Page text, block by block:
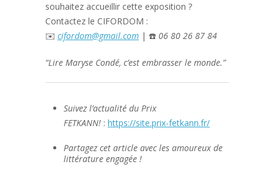
souhaitez accueillir cette exposition ?
Contactez le CIFORDOM :
✉️ cifordom@gmail.com | ☎️ 06 80 26 87 84
“Lire Maryse Condé, c’est embrasser le monde.”
Suivez l’actualité du Prix
FETKANN! : https://site.prix-fetkann.fr/
Partagez cet article avec les amoureux de
littérature engagée !